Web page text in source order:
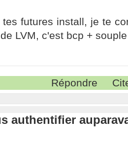
tes futures install, je te
LVM, c'est bcp + souple
Répondre
authentifier